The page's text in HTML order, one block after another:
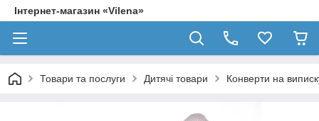
Інтернет-магазин «Vilena»
Товари та послуги Дитячі товари Конверти на